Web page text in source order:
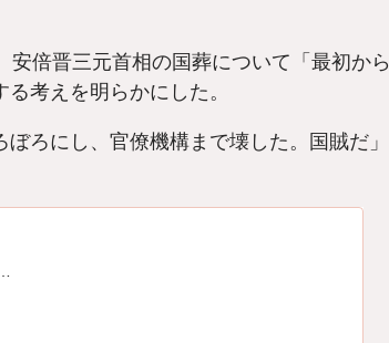
倍晋三元首相の国葬について「最初から
考えを明らかにした。
ろにし、官僚機構まで壊した。国賊だ」